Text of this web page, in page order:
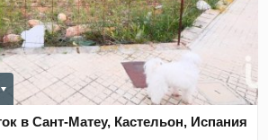
в Сант-Матеу, Кастельон, Испания